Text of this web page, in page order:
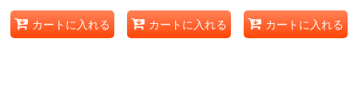
カートに入れる カートに入れる カートに入れる